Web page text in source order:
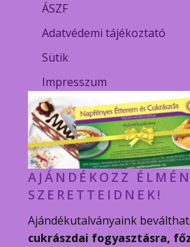
ÁSZF
Adatvédemi tájékoztató
Sütik
Impresszum
AJÁNDÉKOZZ
SZERETTEIDNEK!
Ajándékutalványaink
cukrászdai fogyasztásra,